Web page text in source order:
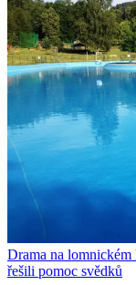
Drama na
řešili pomoc svědků